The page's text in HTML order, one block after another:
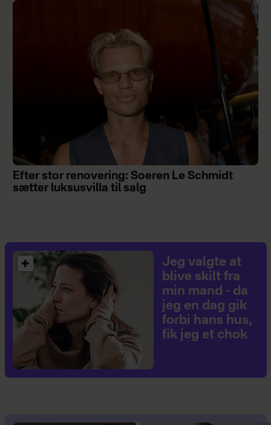
Efter stor renovering: Soeren Le Schmidt
sætter luksusvilla til salg
Jeg valgte at
blive skilt fra
min mand - da
jeg en dag gik
forbi hans hus,
fik jeg et chok